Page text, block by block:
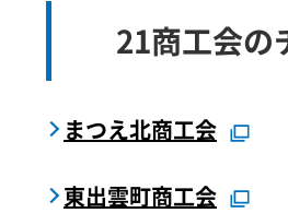
21商工会の
まつえ北商工会
東出雲町商工会